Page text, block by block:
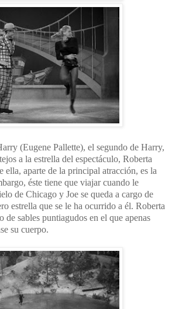
(Eugene Pallette), el segundo de Harry,
a la estrella del espectáculo, Roberta
aparte de la principal atracción, es la
éste tiene que viajar cuando le
de Chicago y Joe se queda a cargo de
estrella que se le ha ocurrido a él. Roberta
de sables puntiagudos en el que apenas
su cuerpo.